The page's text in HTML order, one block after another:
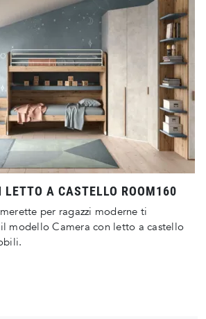
LETTO A CASTELLO ROOM160
per ragazzi moderne ti
modello Camera con letto a castello